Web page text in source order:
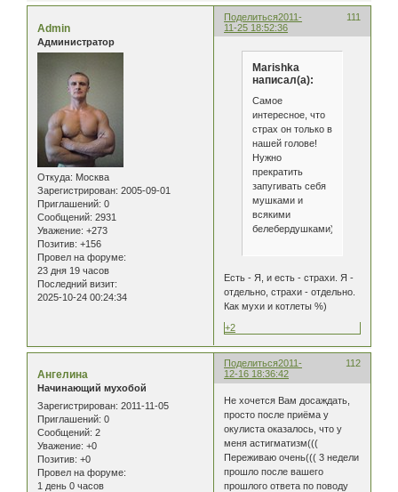
Поделиться 111
2011-
11-25 18:52:36
Admin
Администратор
Откуда: Москва
Зарегистрирован: 2005-09-01
Приглашений: 0
Сообщений: 2931
Уважение: +273
Позитив: +156
Провел на форуме:
23 дня 19 часов
Последний визит:
2025-10-24 00:24:34
Marishka
написал(а):
Самое
интересное, что
страх он только в
нашей голове!
Нужно
прекратить
запугивать себя
мушками и
всякими
белебердушками)))
Есть - Я, и есть - страхи. Я -
отдельно, страхи - отдельно.
Как мухи и котлеты %)
+2
Поделиться 112
2011-
12-16 18:36:42
Ангелина
Начинающий мухобой
Зарегистрирован: 2011-11-05
Приглашений: 0
Сообщений: 2
Уважение: +0
Позитив: +0
Провел на форуме:
1 день 0 часов
Не хочется Вам досаждать,
просто после приёма у
окулиста оказалось, что у
меня астигматизм(((
Переживаю очень((( 3 недели
прошло после вашего
прошлого ответа по поводу